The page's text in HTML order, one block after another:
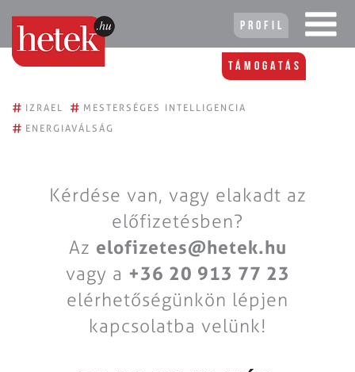
Profil
Támogatás
# IZRAEL # MESTERSÉGES INTELLIGENCIA
# ENERGIAVÁLSÁG
Kérdése van, vagy elakadt az
előfizetésben?
Az elofizetes@hetek.hu
vagy a +36 20 913 77 23
elérhetőségünkön lépjen
kapcsolatba velünk!